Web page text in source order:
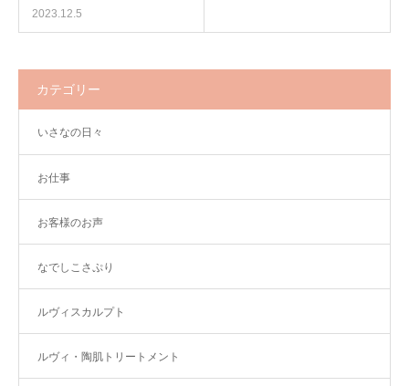
2023.12.5
カテゴリー
いさなの日々
お仕事
お客様のお声
なでしこさぷり
ルヴィスカルプト
ルヴィ・陶肌トリートメント